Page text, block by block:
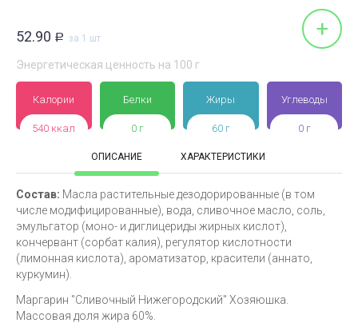
52.90 Р за 1 шт +
Энергетическая ценность на 100 г
Калории
540 ккал
Белки
0 г
Жиры
60 г
Углеводы
0 г
ОПИСАНИЕ ХАРАКТЕРИСТИКИ
Состав: Масла растительные дезодорированные (в том
числе модифицированные), вода, сливочное масло, соль,
эмульгатор (моно- и диглицериды жирных кислот),
кончервант (сорбат калия), регулятор кислотности
(лимонная кислота), ароматизатор, красители (аннато,
куркумин).
Маргарин "Сливочный Нижегородский" Хозяюшка.
Массовая доля жира 60%.